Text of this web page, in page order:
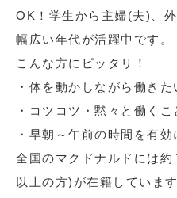
OK！学生から主婦(夫)、
幅広い年代が活躍中です。
こんな方にピッタリ！
・体を動かしながら働きた
・コツコツ・黙々と働くこ
・早朝～午前の時間を有効
全国のマクドナルドには
以上の方)が在籍していま